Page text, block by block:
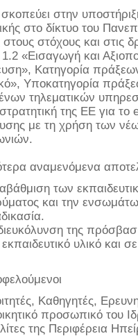
στην
στο δίκτυο του
στόχους και στις
«Εισαγωγή και
Κατηγορία
Υποκατηγορία
τηλεματικών
της ΕΕ για
με τη χρήση των
αναμενόμενα
των
και την
της
υλικό και
Καθηγητές,
προσωπικό του
της Περιφέρεια